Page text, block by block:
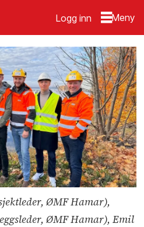
Logg inn
ØMF Hamar),
ØMF Hamar), Emil